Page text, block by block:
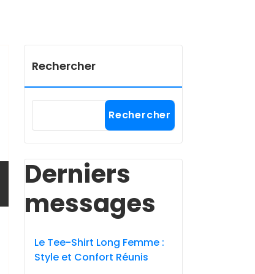
Rechercher
Rechercher
Derniers
messages
Le Tee-Shirt Long Femme :
Style et Confort Réunis